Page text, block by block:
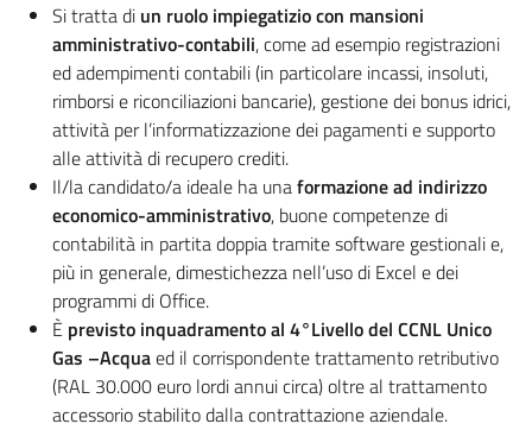
Si tratta di un ruolo impiegatizio con mansioni
amministrativo-contabili, come ad esempio registrazioni
ed adempimenti contabili (in particolare incassi, insoluti,
rimborsi e riconciliazioni bancarie), gestione dei bonus idrici,
attività per l’informatizzazione dei pagamenti e supporto
alle attività di recupero crediti.
Il/la candidato/a ideale ha unaformazione ad indirizzo
economico-amministrativo, buone competenze di
contabilità in partita doppia tramite software gestionali e,
più in generale, dimestichezza nell’uso di Excel e dei
programmi di Office.
È previsto inquadramento al 4°Livello del CCNL Unico
Gas –Acquaed il corrispondente trattamento retributivo
(RAL 30.000 euro lordi annui circa) oltre al trattamento
accessorio stabilito dalla contrattazione aziendale.